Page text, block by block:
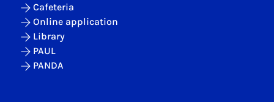
Cafeteria
Online application
Library
PAUL
PANDA